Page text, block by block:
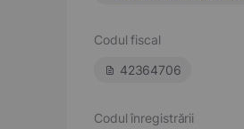
Codul fiscal
42364706
Codul înregistrării